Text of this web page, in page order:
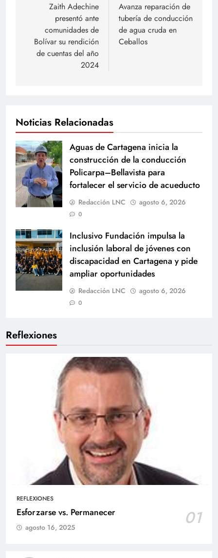
Reflexiones
REFLEXIONES
Esforzarse vs. Permanecer 01
agosto 16, 2025
entradas
Zaith Adechine
presentó ante
comunidades de
Bolívar su rendición
de cuentas del año
2024
Avanza reparación de
tubería de conducción
de agua cruda en
Ceballos
Noticias Relacionadas
Aguas de Cartagena inicia la
construcción de la conducción
Policarpa–Bellavista para
fortalecer el servicio de acueducto
Redacción LNC agosto 6, 2026
0
Inclusivo Fundación impulsa la
inclusión laboral de jóvenes con
discapacidad en Cartagena y pide
ampliar oportunidades
Redacción LNC agosto 6, 2026
0